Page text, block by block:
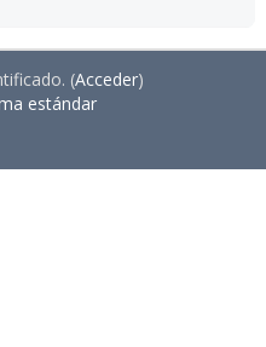
(Acceder)
estándar